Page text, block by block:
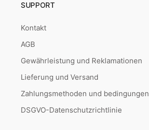
SUPPORT
Kontakt
AGB
Gewährleistung und Reklamationen
Lieferung und Versand
Zahlungsmethoden und bedingungen
DSGVO-Datenschutzrichtlinie